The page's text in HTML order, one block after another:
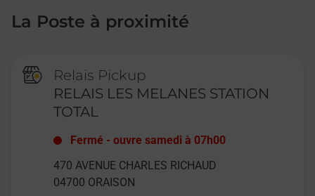
La Poste à proximité
Relais Pickup
RELAIS LES MELANES STATION
TOTAL
Fermé -ouvre samedi à 07h00
470 AVENUE CHARLES RICHAUD
04700 ORAISON